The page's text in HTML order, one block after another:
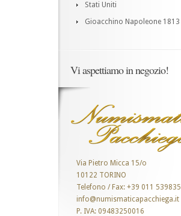
Stati Uniti
Gioacchino Napoleone 1813
Vi aspettiamo in negozio!
Via Pietro Micca 15/o
10122 TORINO
Telefono / Fax: +39 011 539835
info@numismaticapacchiega.it
P. IVA: 09483250016